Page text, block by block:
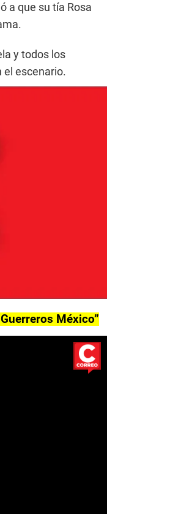
a que su tía Rosa
y todos los
el escenario.
México”